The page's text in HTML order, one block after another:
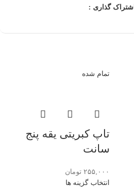
اشتراک گذاری :
تمام شده
تاپ کبریتی یقه پنج
سانت
۲۵۵,۰۰۰ تومان
انتخاب گزینه ها